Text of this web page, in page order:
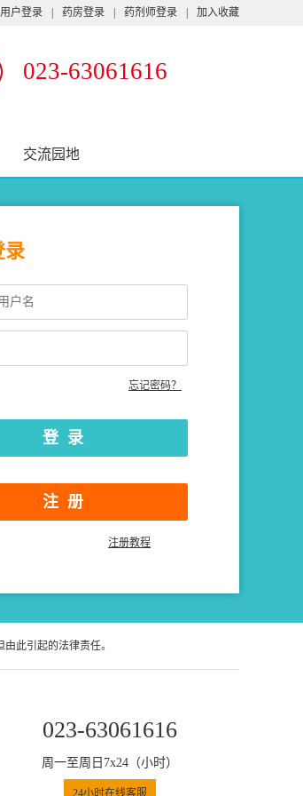
用户登录 药房登录 药剂师登录 加入收藏
023-63061616
交流园地
录
忘记密码？
注册
注册教程
此引起的法律责任。
023-63061616
周一至周日7x24（小时）
24小时在线客服